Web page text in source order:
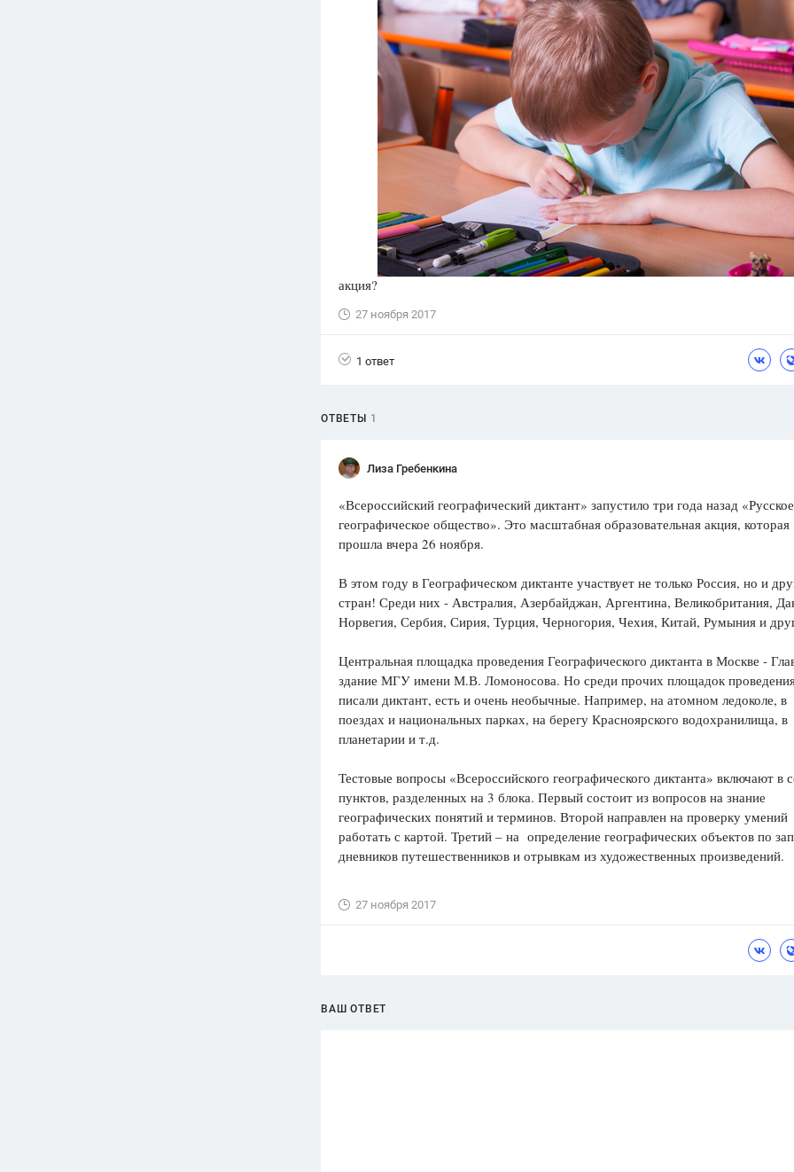
ответа
Олимпиады
Цветков Л. А.
Психология
Отношения,
Любовь,Красота,
ПОКАЗАТЬ ВСЕ
акция?
27 ноября 2017
1 ответ
ОТВЕТЫ 1
Лиза Гребенкина
«Всероссийский географический диктант» запустило три года назад «Русское
географическое общество». Это масштабная образовательная акция, которая
прошла вчера 26 ноября.
В этом году в Географическом диктанте участвует не только Россия, но и
стран! Среди них - Австралия, Азербайджан, Аргентина, Великобритания,
Норвегия, Сербия, Сирия, Турция, Черногория, Чехия, Китай, Румыния и
Центральная площадка проведения Географического диктанта в Москве -
здание МГУ имени М.В. Ломоносова. Но среди прочих площадок
писали диктант, есть и очень необычные. Например, на атомном ледоколе, в
поездах и национальных парках, на берегу Красноярского водохранилища, в
планетарии и т.д.
Тестовые вопросы «Всероссийского географического диктанта» включают в
пунктов, разделенных на 3 блока. Первый состоит из вопросов на знание
географических понятий и терминов. Второй направлен на проверку умений
работать с картой. Третий – на определение географических объектов по
дневников путешественников и отрывкам из художественных произведений.
27 ноября 2017
ВАШ ОТВЕТ